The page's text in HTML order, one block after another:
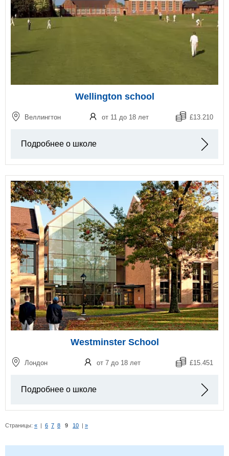
Wellington school
Веллингтон от 11 до 18 лет £13.210
Подробнее о школе
Westminster School
Лондон от 7 до 18 лет £15.451
Подробнее о школе
Страницы: « | 6 7 8 9 10 | »